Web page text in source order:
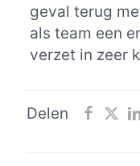
geval terug
als team een
verzet in zeer
Delen